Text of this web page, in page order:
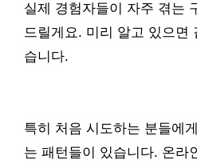
실제 경험자들이 자주 겪는
드릴게요. 미리 알고 있으면
습니다.
특히 처음 시도하는 분들에
는 패턴들이 있습니다. 온라